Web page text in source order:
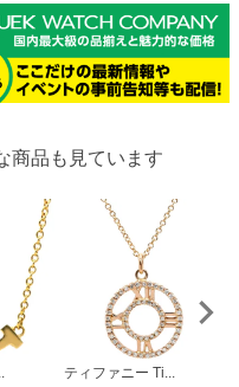
商品も見ています
ティファニー Ti...